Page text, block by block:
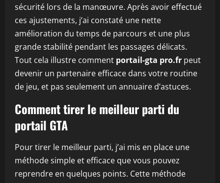
sécurité lors de la manœuvre. Après avoir effectué
ces ajustements, j’ai constaté une nette
amélioration du temps de parcours et une plus
grande stabilité pendant les passages délicats.
Tout cela illustre comment portail-gta pro.fr peut
devenir un partenaire efficace dans votre routine
de jeu, et pas seulement un annuaire d’astuces.
Comment tirer le meilleur parti du
portail GTA
Pour tirer le meilleur parti, j’ai mis en place une
méthode simple et efficace que vous pouvez
reprendre en quelques points. Cette méthode